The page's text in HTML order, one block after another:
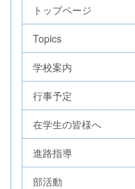
トップページ
Topics
学校案内
行事予定
在学生の皆様へ
進路指導
部活動